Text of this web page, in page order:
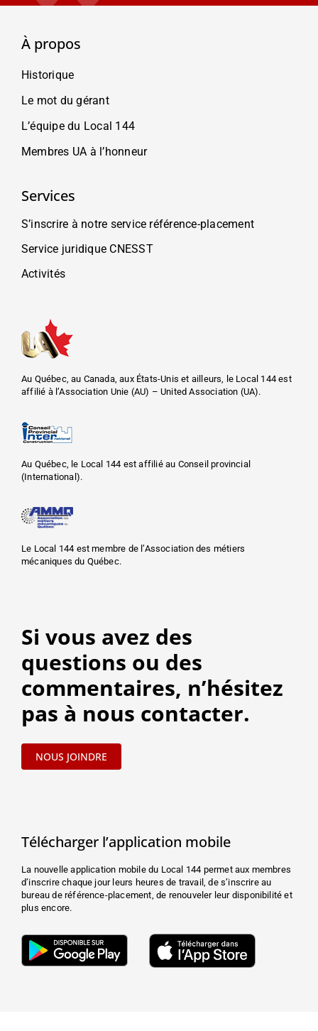
À propos
Historique
Le mot du gérant
L’équipe du Local 144
Membres UA à l’honneur
Services
S’inscrire à notre service référence-placement
Service juridique CNESST
Activités
Au Québec, au Canada, aux États-Unis et ailleurs, le Local 144 est
affilié à l’Association Unie (AU) – United Association (UA).
Au Québec, le Local 144 est affilié au Conseil provincial
(International).
Le Local 144 est membre de l’Association des métiers
mécaniques du Québec.
Si vous avez des
questions ou des
commentaires, n’hésitez
pas à nous contacter.
NOUS JOINDRE
Télécharger l’application mobile
La nouvelle application mobile du Local 144 permet aux membres
d’inscrire chaque jour leurs heures de travail, de s’inscrire au
bureau de référence-placement, de renouveler leur disponibilité et
plus encore.